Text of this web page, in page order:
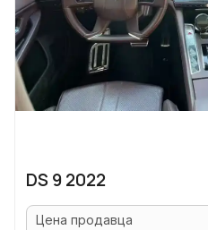
DS 9 2022
Цена продавца